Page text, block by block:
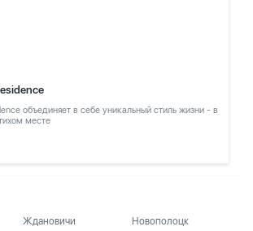
объединяет в себе уникальный стиль жизни - в
месте
Ждановичи
Новополоцк